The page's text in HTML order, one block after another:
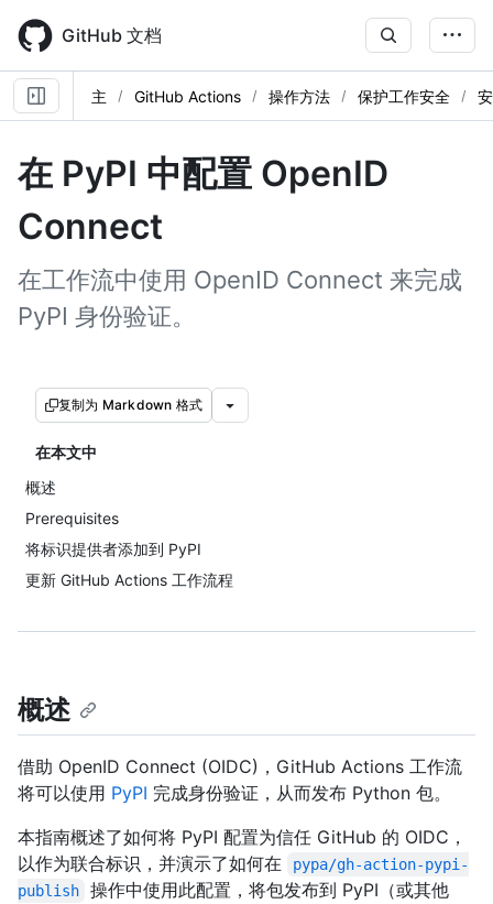
main
content
GitHub 文档
主 GitHub Actions 操作方法 保护工作安全
在 PyPI 中配置 OpenID
Connect
在工作流中使用 OpenID Connect 来完成
PyPI 身份验证。
复制为 Markdown 格式
在本文中
概述
Prerequisites
将标识提供者添加到 PyPI
更新 GitHub Actions 工作流程
概述
借助 OpenID Connect (OIDC)，GitHub Actions 工作流
将可以使用 PyPI 完成身份验证，从而发布 Python 包。
本指南概述了如何将 PyPI 配置为信任 GitHub 的 OIDC，
以作为联合标识，并演示了如何在
pypa/gh-action-pypi-
publish
操作中使用此配置，将包发布到 PyPI（或其他